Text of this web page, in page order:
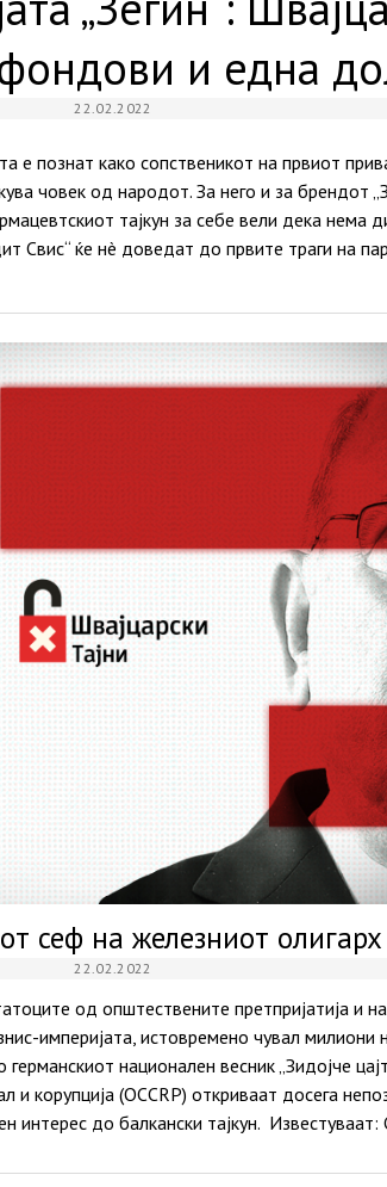
и една
22.02.2022
е познат како сопственикот на првиот
човек од народот. За него и за брендот
тајкун за себе вели дека нема
Свис“ ќе нè доведат до првите траги на
сеф на железниот олигарх
22.02.2022
од општествените претпријатија и
империјата, истовремено чувал милиони
национален весник „Зидојче
и корупција (OCCRP) откриваат досега
интерес до балкански тајкун.